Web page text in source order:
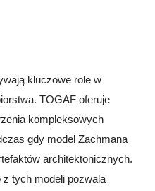
kluczowe role w
TOGAF oferuje
kompleksowych
gdy model Zachmana
architektonicznych.
tych modeli pozwala